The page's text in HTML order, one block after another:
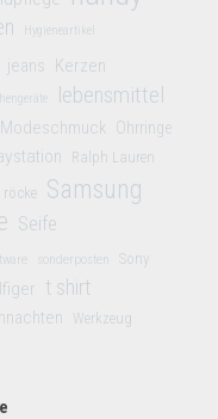
Hygieneartikel
jeans Kerzen
lebensmittel
Modeschmuck Ohrringe
Ralph Lauren
röcke Samsung
Seife
sonderposten Sony
t shirt
Werkzeug